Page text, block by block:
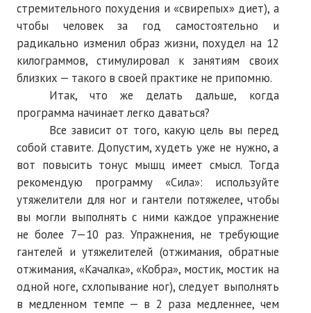
№ 6
№ 7
№ 8
КНИГИ
Список наших книг
Страница поиска
Новые книги
Е. Богатырев «Повесть об олимпийском характере»
В. Щагин «Мяч и время»
ПОДПИСКА
стремительного похудения и «свирепых» диет), а
чтобы человек за год самостоятельно и
радикально изменил образ жизни, похудел на 12
килограммов, стимулировал к занятиям своих
близких — такого в своей практике не припомню.
Итак, что же делать дальше, когда
программа начинает легко даваться?
Все зависит от того, какую цель вы перед
собой ставите. Допустим, худеть уже не нужно, а
вот повысить тонус мышц имеет смысл. Тогда
рекомендую программу «Сила»: используйте
утяжелители для ног и гантели потяжелее, чтобы
вы могли выполнять с ними каждое упражнение
не более 7—10 раз. Упражнения, не требующие
гантелей и утяжелителей (отжимания, обратные
отжимания, «Качалка», «Кобра», мостик, мостик на
одной ноге, схлопывание ног), следует выполнять
в медленном темпе — в 2 раза медленнее, чем